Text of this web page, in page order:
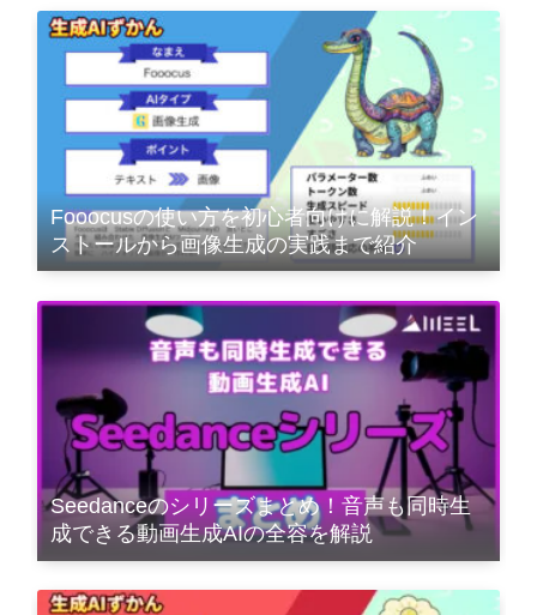
Fooocusの使い方を初心者向けに解説！イン
ストールから画像生成の実践まで紹介
Seedanceのシリーズまとめ！音声も同時生
成できる動画生成AIの全容を解説